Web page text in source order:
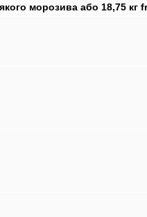
морозива або 18,75 кг